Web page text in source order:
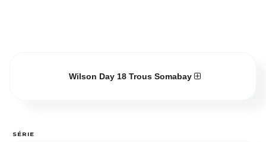
Wilson Day 18 Trous Somabay
SÉRIE